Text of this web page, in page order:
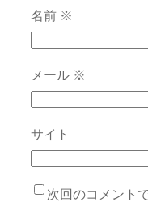
名前 ※
メール ※
サイト
次回のコメント